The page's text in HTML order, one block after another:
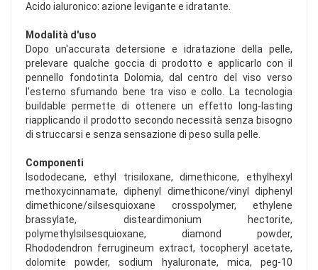
Acido ialuronico: azione levigante e idratante.
Modalità d'uso
Dopo un'accurata detersione e idratazione della pelle,
prelevare qualche goccia di prodotto e applicarlo con il
pennello fondotinta Dolomia, dal centro del viso verso
l'esterno sfumando bene tra viso e collo. La tecnologia
buildable permette di ottenere un effetto long-lasting
riapplicando il prodotto secondo necessità senza bisogno
di struccarsi e senza sensazione di peso sulla pelle.
Componenti
Isododecane, ethyl trisiloxane, dimethicone, ethylhexyl
methoxycinnamate, diphenyl dimethicone/vinyl diphenyl
dimethicone/silsesquioxane crosspolymer, ethylene
brassylate, disteardimonium hectorite,
polymethylsilsesquioxane, diamond powder,
Rhododendron ferrugineum extract, tocopheryl acetate,
dolomite powder, sodium hyaluronate, mica, peg-10